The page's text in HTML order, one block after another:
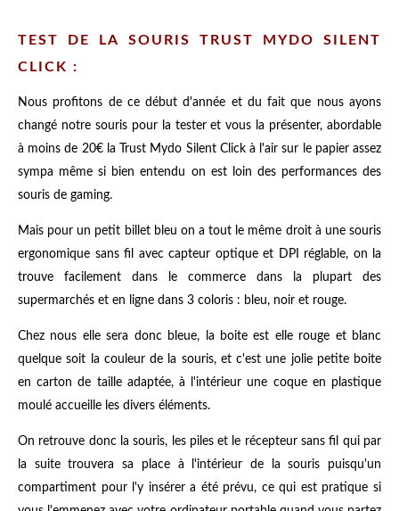
TEST DE LA SOURIS TRUST MYDO SILENT
CLICK :
Nous profitons de ce début d'année et du fait que nous ayons
changé notre souris pour la tester et vous la présenter, abordable
à moins de 20€ la Trust Mydo Silent Click à l'air sur le papier assez
sympa même si bien entendu on est loin des performances des
souris de gaming.
Mais pour un petit billet bleu on a tout le même droit à une souris
ergonomique sans fil avec capteur optique et DPI réglable, on la
trouve facilement dans le commerce dans la plupart des
supermarchés et en ligne dans 3 coloris : bleu, noir et rouge.
Chez nous elle sera donc bleue, la boite est elle rouge et blanc
quelque soit la couleur de la souris, et c'est une jolie petite boite
en carton de taille adaptée, à l'intérieur une coque en plastique
moulé accueille les divers éléments.
On retrouve donc la souris, les piles et le récepteur sans fil qui par
la suite trouvera sa place à l'intérieur de la souris puisqu'un
compartiment pour l'y insérer a été prévu, ce qui est pratique si